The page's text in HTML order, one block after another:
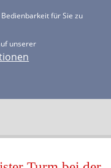
für Sie zu
unserer